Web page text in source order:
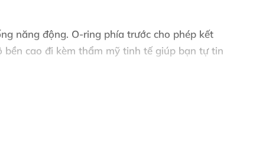
năng động. O-ring phía trước cho phép kết
cao đi kèm thẩm mỹ tinh tế giúp bạn tự tin
mượt mà và dễ chịu.